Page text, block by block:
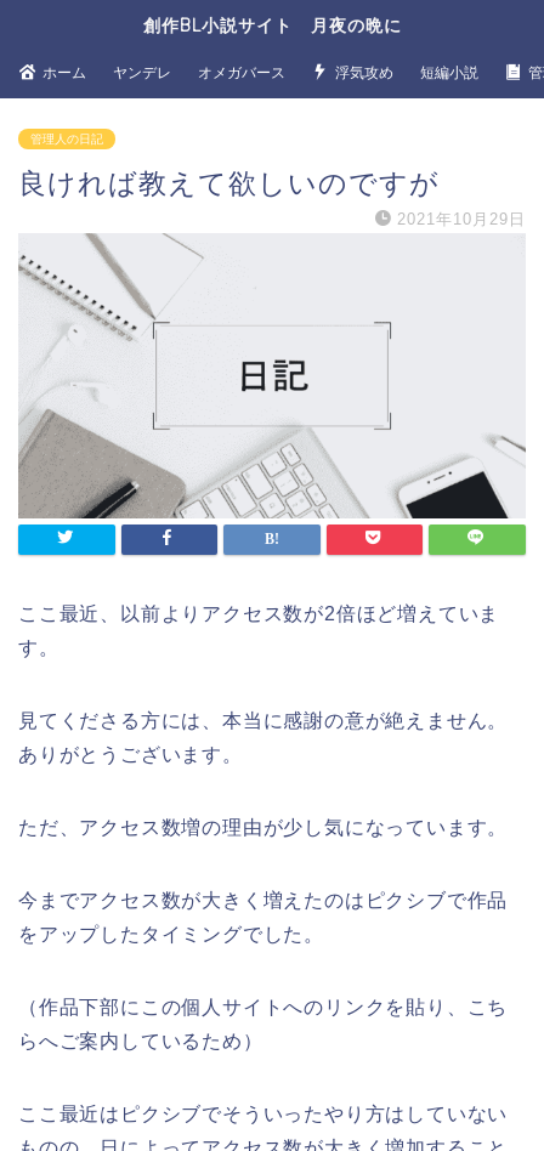
創作BL小説サイト 月夜の晩に
ホーム ヤンデレ オメガバース 浮気攻め 短編小説
管理人の日記
良ければ教えて欲しいのですが
2021年10月29日
ここ最近、以前よりアクセス数が2倍ほど増えていま
す。
見てくださる方には、本当に感謝の意が絶えません。
ありがとうございます。
ただ、アクセス数増の理由が少し気になっています。
今までアクセス数が大きく増えたのはピクシブで作品
をアップしたタイミングでした。
（作品下部にこの個人サイトへのリンクを貼り、こち
らへご案内しているため）
ここ最近はピクシブでそういったやり方はしていない